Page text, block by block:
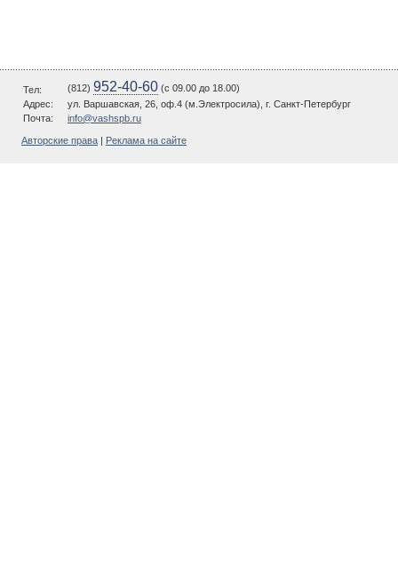
Тел: (812) 952-40-60 (c 09.00 до 18.00)
Адрес:
ул. Варшавская, 26, оф.4 (м.Электросила), г. Санкт-Петербург
Почта:
info@vashspb.ru
Авторские права Реклама на сайте